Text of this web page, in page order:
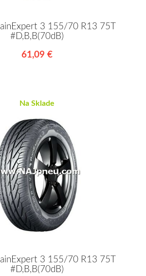
3 155/70 R13 75T
#D,B,B(70dB)
61,09 €
Na Sklade
3 155/70 R13 75T
#D,B,B(70dB)